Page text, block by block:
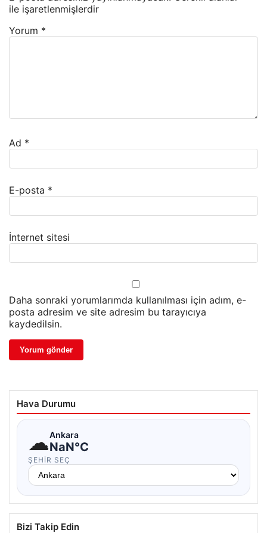
ile işaretlenmişlerdir
Yorum *
Ad *
E-posta *
İnternet sitesi
Daha sonraki yorumlarımda kullanılması için adım, e-
posta adresim ve site adresim bu tarayıcıya
kaydedilsin.
Hava Durumu
☁Ankara
NaN°C
ŞEHIR SEÇ
Bizi Takip Edin